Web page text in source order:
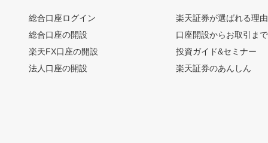
総合口座ログイン
総合口座の開設
楽天FX口座の開設
法人口座の開設
楽天証券が選ばれる理由
口座開設からお取引ま
投資ガイド&セミナー
楽天証券のあんしん